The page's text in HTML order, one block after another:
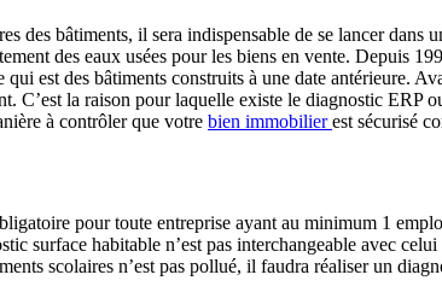
des bâtiments, il sera indispensable de se lancer
des eaux usées pour les biens en vente. Depuis
est des bâtiments construits à une date antérieure.
C’est la raison pour laquelle existe le diagnostic
à contrôler que votre bien immobilierest sécurisé
pour toute entreprise ayant au minimum 1
surface habitable n’est pas interchangeable avec
scolaires n’est pas pollué, il faudra réaliser un